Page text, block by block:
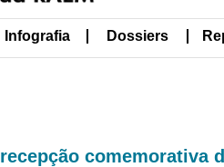
Infografia Dossiers
comemorativa